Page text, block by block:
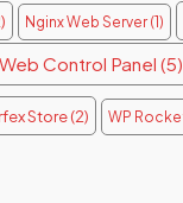
Nginx Web Server (1)
Web Control Panel (5)
Store(2) WP